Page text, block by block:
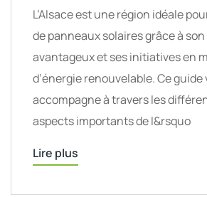
L’Alsace est une région idéale
de panneaux solaires grâce à
avantageux et ses initiatives en
d’énergie renouvelable. Ce guide
accompagne à travers les
aspects importants de l&rsquo
Lire plus